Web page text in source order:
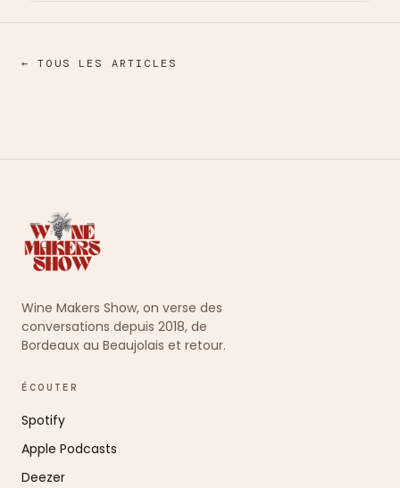
← TOUS LES ARTICLES
Wine Makers Show, on verse des
conversations depuis 2018, de
Bordeaux au Beaujolais et retour.
ÉCOUTER
Spotify
Apple Podcasts
Deezer